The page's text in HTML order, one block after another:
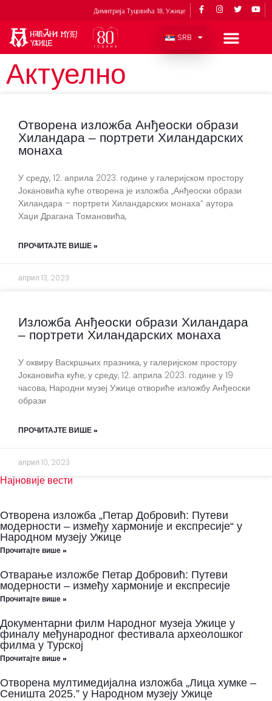
Димитрија Туцовића 18, Ужице
SRB
Актуелно
Отворена изложба Анђеоски образи
Хиландара – портрети Хиландарских
монаха
У среду, 12. априла 2023. године у галеријском простору
Јокановића куће отворена је изложба „Анђеоски образи
Хиландара – портрети Хиландарских монаха“ аутора
Хаџи Драгана Томановића,
ПРОЧИТАЈТЕ ВИШЕ »
април 13, 2023
Изложба Анђеоски образи Хиландара
– портрети Хиландарских монаха
У оквиру Васкршњих празника, у галеријском простору
Јокановића куће, у среду, 12. априла 2023. године у 19
часова, Народни музеј Ужице отвориће изложбу Анђеоски
образи
ПРОЧИТАЈТЕ ВИШЕ »
април 10, 2023
Најновије вести
Отворена изложба „Петар Добровић: Путеви
модерности – између хармоније и експресије“ у
Народном музеју Ужице
Прочитајте више »
Отварање изложбе Петар Добровић: Путеви
модерности – између хармоније и експресије
Прочитајте више »
Документарни филм Народног музеја Ужице у
финалу међународног фестивала археолошког
филма у Турској
Прочитајте више »
Отворена мултимедијална изложба „Лица хумке –
Сеништа 2025.” у Народном музеју Ужице